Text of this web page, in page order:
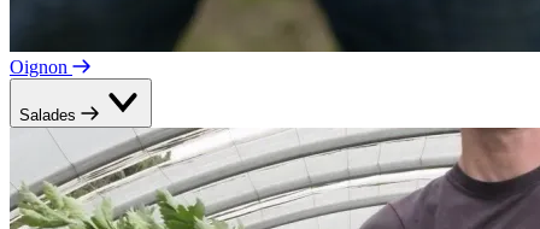
Oignon
Salades